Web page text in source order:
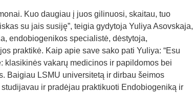
Kuo daugiau į juos gilinuosi, skaitau, tuo
su jais susiję”, teigia gydytoja Yuliya Asovskaja,
endobiogenikos specialistė, dėstytoja,
praktikė. Kaip apie save sako pati Yuliya: “Esu
klasikinės vakarų medicinos ir papildomos bei
Baigiau LSMU universitetą ir dirbau šeimos
ir pradėjau praktikuoti Endobiogeniką ir